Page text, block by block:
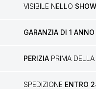
VISIBILE NELLO
GARANZIA DI 1 ANNO
PERIZIA PRIMA
SPEDIZIONE ENTRO